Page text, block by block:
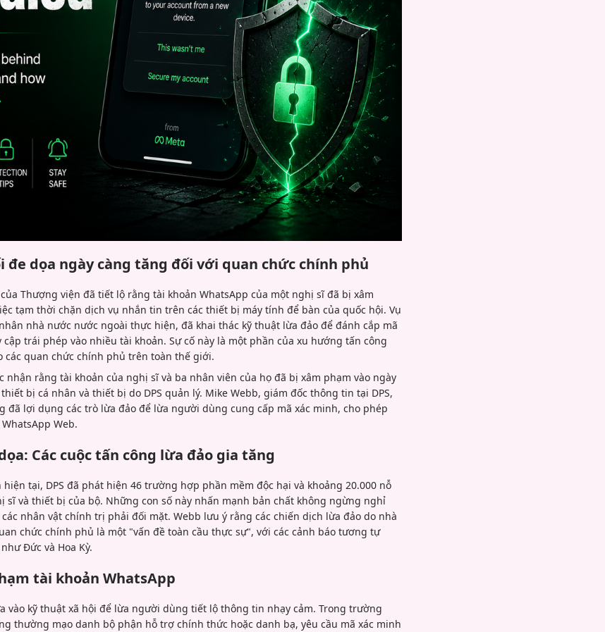
đe dọa ngày càng tăng đối với quan chức chính phủ
Thượng viện đã tiết lộ rằng tài khoản WhatsApp của một nghị sĩ đã bị xâm
tạm thời chặn dịch vụ nhắn tin trên các thiết bị máy tính để bàn của quốc hội. Vụ
nhà nước nước ngoài thực hiện, đã khai thác kỹ thuật lừa đảo để đánh cắp mã
trái phép vào nhiều tài khoản. Sự cố này là một phần của xu hướng tấn công
các quan chức chính phủ trên toàn thế giới.
nhận rằng tài khoản của nghị sĩ và ba nhân viên của họ đã bị xâm phạm vào ngày
bị cá nhân và thiết bị do DPS quản lý. Mike Webb, giám đốc thông tin tại DPS,
đã lợi dụng các trò lừa đảo để lừa người dùng cung cấp mã xác minh, cho phép
Web.
Các cuộc tấn công lừa đảo gia tăng
tại, DPS đã phát hiện 46 trường hợp phần mềm độc hại và khoảng 20.000 nỗ
sĩ và thiết bị của bộ. Những con số này nhấn mạnh bản chất không ngừng nghỉ
nhân vật chính trị phải đối mặt. Webb lưu ý rằng các chiến dịch lừa đảo do nhà
chức chính phủ là một "vấn đề toàn cầu thực sự", với các cảnh báo tương tự
Đức và Hoa Kỳ.
tài khoản WhatsApp
vào kỹ thuật xã hội để lừa người dùng tiết lộ thông tin nhạy cảm. Trong trường
thường mạo danh bộ phận hỗ trợ chính thức hoặc danh bạ, yêu cầu mã xác minh